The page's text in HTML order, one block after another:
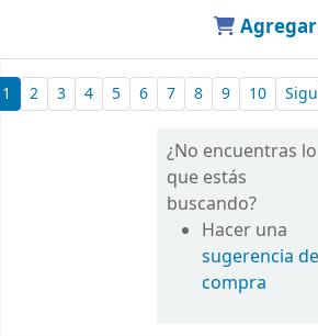
1 2 3 4 5 6 7 8 9 10
¿No encuentras lo
que estás
buscando?
Hacer una
sugerencia de
compra